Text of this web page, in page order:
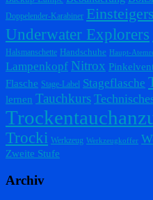
Doppelender-Karabiner
Underwater Explorers
Halsmanschette Handschuhe Haupt-
Lampenkopf Nitrox
Flasche Stage-Label Stageflasche
lernen Tauchkurs
Trocki Werkzeug Werkzeugkoffer
Zweite Stufe
Archiv